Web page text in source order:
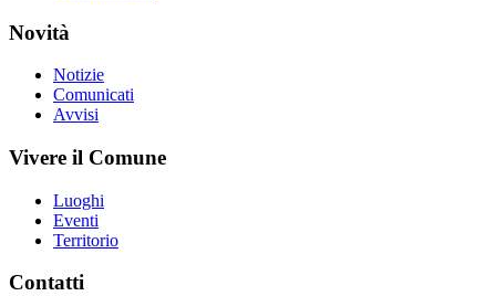
Novità
Notizie
Comunicati
Avvisi
Vivere il Comune
Luoghi
Eventi
Territorio
Contatti